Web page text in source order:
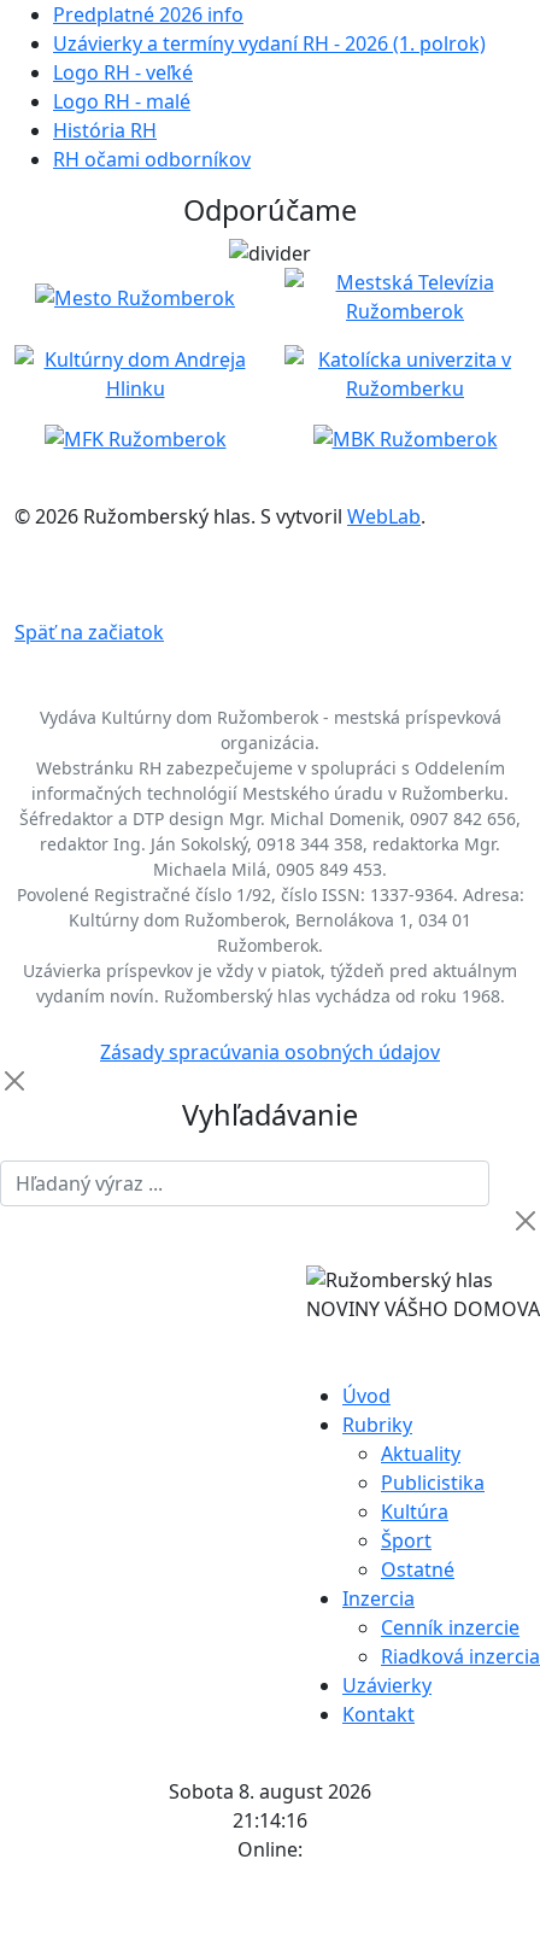
Predplatné 2026 info
Uzávierky a termíny vydaní RH - 2026 (1. polrok)
Logo RH - veľké
Logo RH - malé
História RH
RH očami odborníkov
Odporúčame
© 2026 Ružomberský hlas. S vytvoril WebLab.
Späť na začiatok
Vydáva Kultúrny dom Ružomberok - mestská príspevková
organizácia.
Webstránku RH zabezpečujeme v spolupráci s Oddelením
informačných technológií Mestského úradu v Ružomberku.
Šéfredaktor a DTP design Mgr. Michal Domenik, 0907 842 656,
redaktor Ing. Ján Sokolský, 0918 344 358, redaktorka Mgr.
Michaela Milá, 0905 849 453.
Povolené Registračné číslo 1/92, číslo ISSN: 1337-9364. Adresa:
Kultúrny dom Ružomberok, Bernolákova 1, 034 01
Ružomberok.
Uzávierka príspevkov je vždy v piatok, týždeň pred aktuálnym
vydaním novín. Ružomberský hlas vychádza od roku 1968.
Zásady spracúvania osobných údajov
Vyhľadávanie
NOVINY VÁŠHO DOMOVA
Úvod
Rubriky
Aktuality
Publicistika
Kultúra
Šport
Ostatné
Inzercia
Cenník inzercie
Riadková inzercia
Uzávierky
Kontakt
Sobota 8. august 2026
21:14:17
Online: